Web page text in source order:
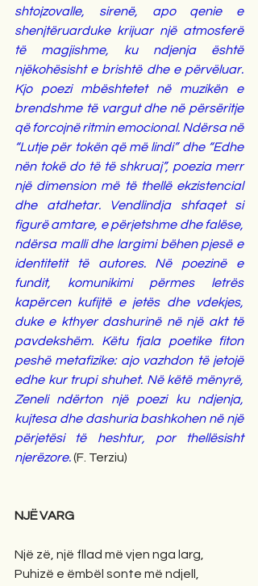
shtojzovalle, sirenë, apo qenie e
shenjtëruarduke krijuar një atmosferë
të magjishme, ku ndjenja është
njëkohësisht e brishtë dhe e përvëluar.
Kjo poezi mbështetet në muzikën e
brendshme të vargut dhe në përsëritje
që forcojnë ritmin emocional. Ndërsa në
“Lutje për tokën që më lindi” dhe “Edhe
nën tokë do të të shkruaj”, poezia merr
një dimension më të thellë ekzistencial
dhe atdhetar. Vendlindja shfaqet si
figurë amtare, e përjetshme dhe falëse,
ndërsa malli dhe largimi bëhen pjesë e
identitetit të autores. Në poezinë e
fundit, komunikimi përmes letrës
kapërcen kufijtë e jetës dhe vdekjes,
duke e kthyer dashurinë në një akt të
pavdekshëm. Këtu fjala poetike fiton
peshë metafizike: ajo vazhdon të jetojë
edhe kur trupi shuhet. Në këtë mënyrë,
Zeneli ndërton një poezi ku ndjenja,
kujtesa dhe dashuria bashkohen në një
përjetësi të heshtur, por thellësisht
njerëzore. (F. Terziu)
NJË VARG
Një zë, një fllad më vjen nga larg,
Puhizë e ëmbël sonte më ndjell,